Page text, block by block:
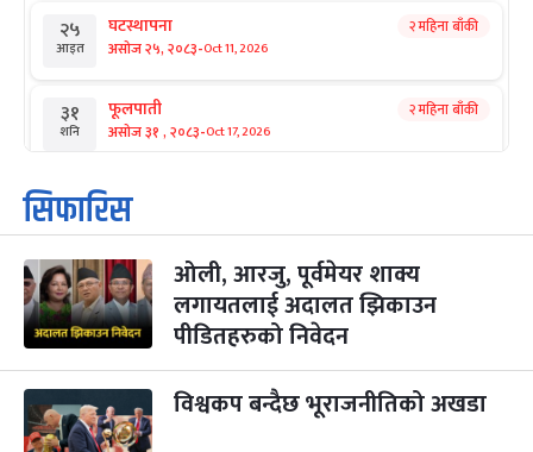
२५
आइत
घटस्थापना
असोज २५, २०८३-Oct 11, 2026
२ महिना बाँकी
३१
शनि
फूलपाती
असोज ३१ , २०८३-Oct 17, 2026
२ महिना बाँकी
१
आइत
कार्तिक सङ्क्रान्ति
कार्तिक १, २०८३
३
मंगल
महानवमी
कार्तिक ३, २०८३-Oct 20, 2026
२ महिना बाँकी
४
पापा‌ङ्कुशा एकादशी व्रत
सिफारिस
ओली, आरजु, पूर्वमेयर शाक्य
लगायतलाई अदालत झिकाउन
पीडितहरुको निवेदन
विश्वकप बन्दैछ भूराजनीतिको अखडा